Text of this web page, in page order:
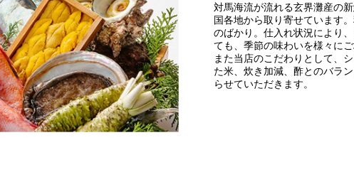
対馬海流が流れる玄界灘産の
国各地から取り寄せています
のばかり。仕入れ状況により
ても、季節の味わいを様々に
また当店のこだわりとして、
た米、炊き加減、酢とのバラ
らせていただきます。
2F 鉄板焼